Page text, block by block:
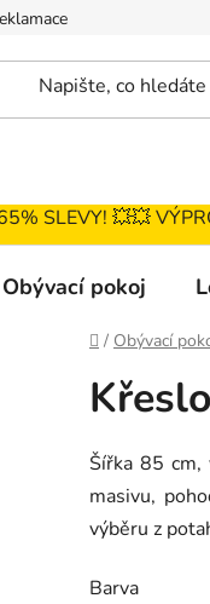
SLEVY! 💥ㅤㅤㅤ💥
Obývací pokoj
Domů
/ Obývací
Šířka 85 cm,
masivu,
výběru z
Barva